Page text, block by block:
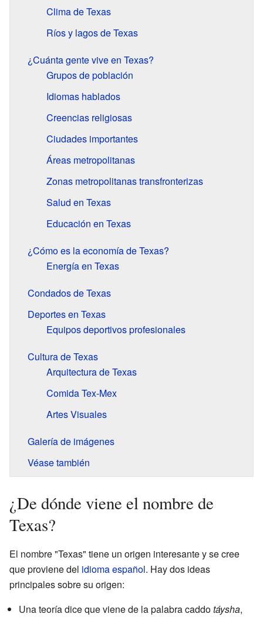
Clima de Texas
Ríos y lagos de Texas
¿Cuánta gente vive en Texas?
Grupos de población
Idiomas hablados
Creencias religiosas
Ciudades importantes
Áreas metropolitanas
Zonas metropolitanas transfronterizas
Salud en Texas
Educación en Texas
¿Cómo es la economía de Texas?
Energía en Texas
Condados de Texas
Deportes en Texas
Equipos deportivos profesionales
Cultura de Texas
Arquitectura de Texas
Comida Tex-Mex
Artes Visuales
Galería de imágenes
Véase también
¿De dónde viene el nombre de
Texas?
El nombre "Texas" tiene un origen interesante y se cree
que proviene del idioma español. Hay dos ideas
principales sobre su origen:
Una teoría dice que viene de la palabra caddotáysha,